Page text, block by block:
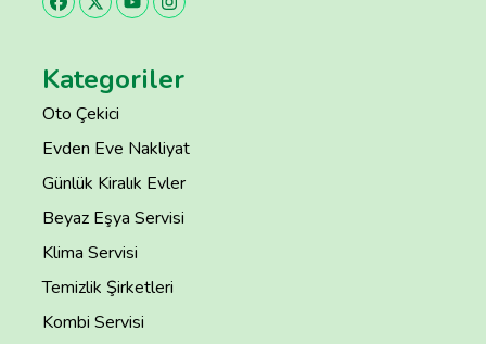
Kategoriler
Oto Çekici
Evden Eve Nakliyat
Günlük Kiralık Evler
Beyaz Eşya Servisi
Klima Servisi
Temizlik Şirketleri
Kombi Servisi